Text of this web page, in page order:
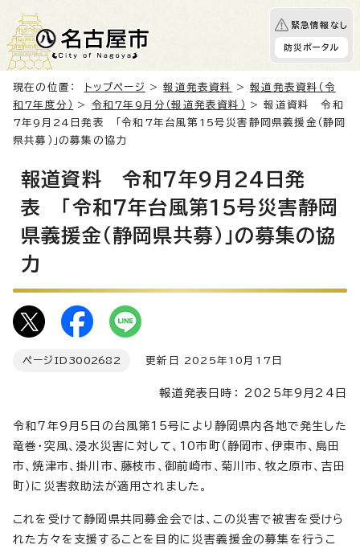
緊急情報なし
防災ポータル
現在の位置： トップページ >報道発表資料 >報道発表資料（令
和7年度分）
> 令和7年9月分（報道発表資料）
> 報道資料 令和
7年9月24日発表 「令和7年台風第15号災害静岡県義援金（静岡
県共募）」の募集の協力
報道資料 令和7年9月24日発
表 「令和7年台風第15号災害静岡
県義援金（静岡県共募）」の募集の協
力
ページID 3002682 更新日 2025年10月17日
報道発表日時： 2025年9月24日
令和7年9月5日の台風第15号により静岡県内各地で発生した
竜巻・突風、浸水災害に対して、10市町（静岡市、伊東市、島田
市、焼津市、掛川市、藤枝市、御前崎市、菊川市、牧之原市、吉田
町）に災害救助法が適用されました。
これを受けて静岡県共同募金会では、この災害で被害を受けら
れた方々を支援することを目的に災害義援金の募集を行うこ